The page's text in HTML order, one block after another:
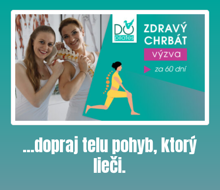
...dopraj telu pohyb, ktorý
lieči.